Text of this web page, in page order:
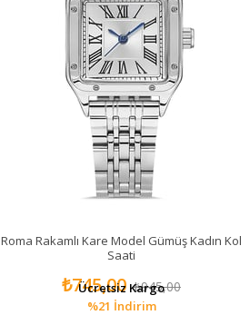
Roma Rakamlı Kare Model Gümüş Kadın Kol
Saati
₺745,00 ₺945,00
%21 İndirim
Ücretsiz Kargo